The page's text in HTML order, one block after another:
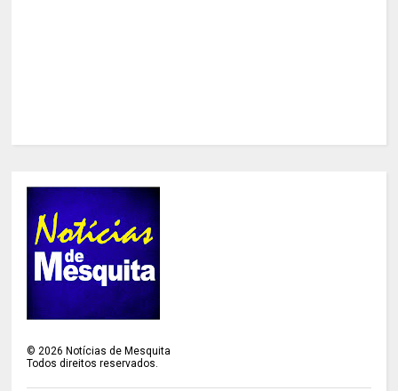
©2026 Notícias de Mesquita
Todos direitos reservados.